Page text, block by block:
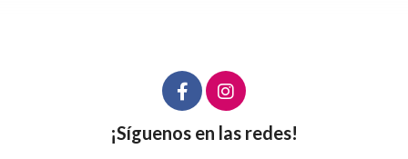
¡Síguenos en las redes!